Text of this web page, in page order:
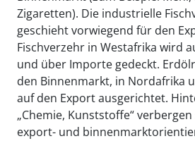
Zigaretten). Die industrielle
geschieht vorwiegend für den
Fischverzehr in Westafrika wird
und über Importe gedeckt.
den Binnenmarkt, in Nordafrika
auf den Export ausgerichtet.
„Chemie, Kunststoffe“
export- und